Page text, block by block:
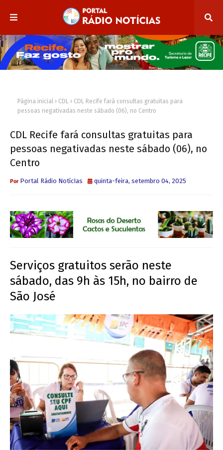
Página inicial CDL
CDL Recife fará consultas gratuitas para
pessoas negativadas neste sábado (06), no Centro
CDL Recife fará consultas gratuitas para
pessoas negativadas neste sábado (06), no
Centro
Portal Rádio NotícIas quinta-feira, setembro 04, 2025
Serviços gratuitos serão neste
sábado, das 9h às 15h, no bairro de
São José